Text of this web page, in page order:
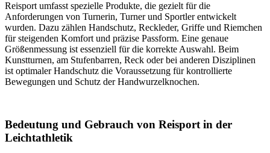
Reisport umfasst spezielle Produkte, die gezielt für die
Anforderungen von Turnerin, Turner und Sportler entwickelt
wurden. Dazu zählen Handschutz, Reckleder, Griffe und Riemchen
für steigenden Komfort und präzise Passform. Eine genaue
Größenmessung ist essenziell für die korrekte Auswahl. Beim
Kunstturnen, am Stufenbarren, Reck oder bei anderen Disziplinen
ist optimaler Handschutz die Voraussetzung für kontrollierte
Bewegungen und Schutz der Handwurzelknochen.
Bedeutung und Gebrauch von Reisport in der
Leichtathletik